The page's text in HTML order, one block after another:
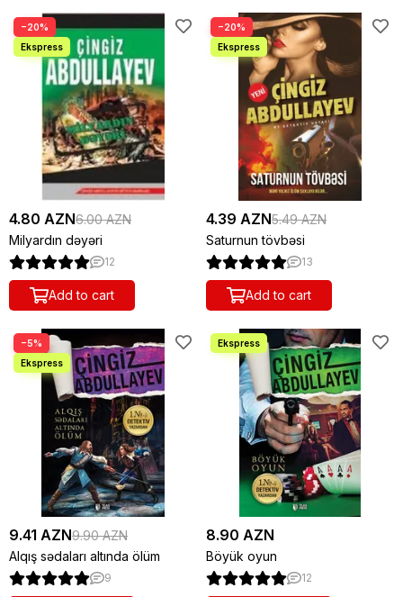
−20%
4.80 AZN6.00 AZN
Milyardın dəyəri
12
Add to cart
−20%
4.39 AZN5.49 AZN
Saturnun tövbəsi
13
Add to cart
−5%
9.41 AZN9.90 AZN
Alqış sədaları altında ölüm
9
8.90 AZN
Böyük oyun
12